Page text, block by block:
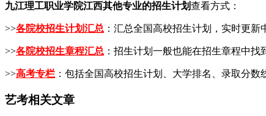
九江理工职业学院江西其他专业的招生计划查看方式：
>>各院校招生计划汇总 ：汇总全国高校招生计划，实时更新
>>各院校招生章程汇总 ：招生计划一般也能在招生章程中
>>高考专栏 ：包括全国高校招生计划、大学排名、录取分
艺考相关文章